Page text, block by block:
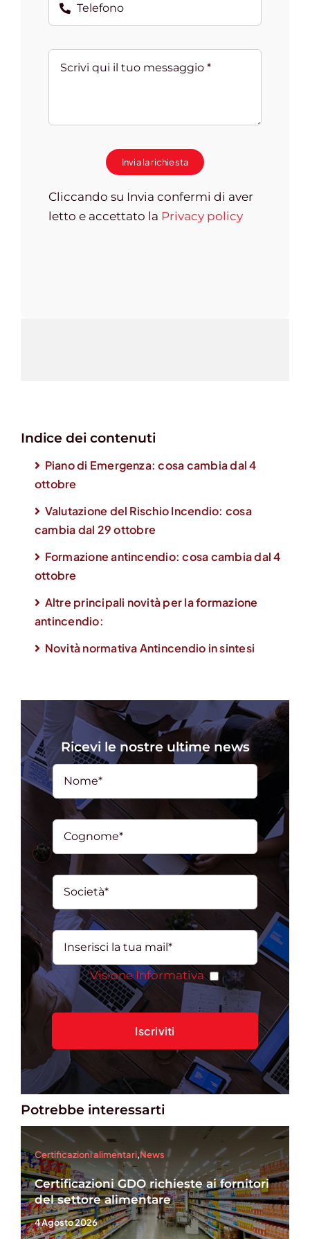
Invia la richiesta
Cliccando su Invia confermi di aver
letto e accettato la Privacy policy
Indice dei contenuti
Piano di Emergenza: cosa cambia dal 4
ottobre
Valutazione del Rischio Incendio: cosa
cambia dal 29 ottobre
Formazione antincendio: cosa cambia dal 4
ottobre
Altre principali novità per la formazione
antincendio:
Novità normativa Antincendio in sintesi
Ricevi le nostre ultime news
Visione Informativa
Potrebbe interessarti
Certificazioni alimentari,News
Certificazioni GDO richieste ai fornitori
del settore alimentare
4 Agosto 2026